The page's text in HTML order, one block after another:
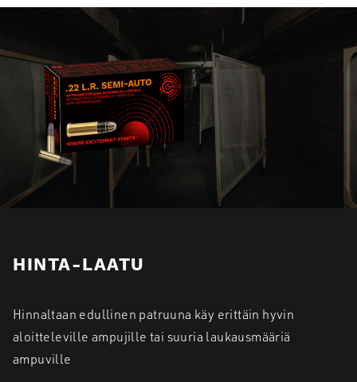
HINTA-LAATU
Hinnaltaan edullinen patruuna käy erittäin hyvin
aloitteleville ampujille tai suuria laukausmääriä
ampuville